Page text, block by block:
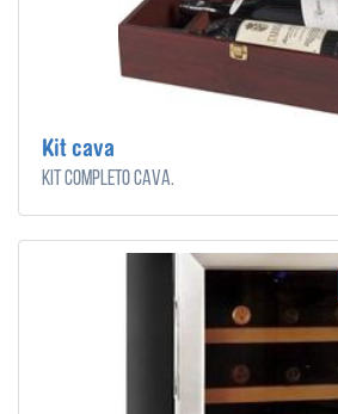
Kit cava
Kit completo cava.